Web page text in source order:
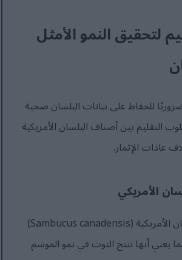
لتحقيق النمو الأمثل
للحفاظ على نباتات البلسان صحية
التقليم بين أصناف البلسان الأمريكية
عادات الإثمار.
الأمريكي
تُثمر شجيرات البلسان الأمريكية (Sambucus canadensis)
أنها تنتج التوت في نمو الموسم